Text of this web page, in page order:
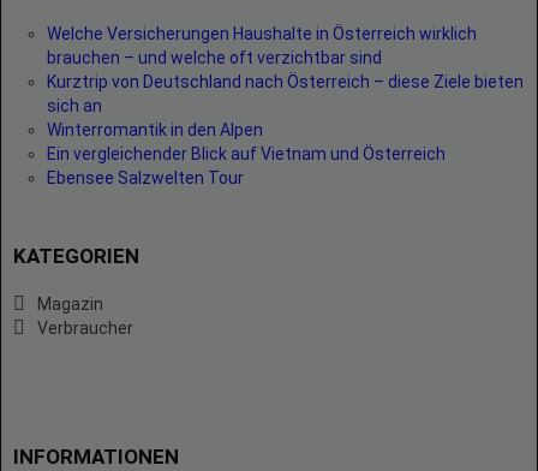
Welche Versicherungen Haushalte in Österreich wirklich
brauchen – und welche oft verzichtbar sind
Kurztrip von Deutschland nach Österreich – diese Ziele bieten
sich an
Winterromantik in den Alpen
Ein vergleichender Blick auf Vietnam und Österreich
Ebensee Salzwelten Tour
KATEGORIEN
Magazin
Verbraucher
INFORMATIONEN